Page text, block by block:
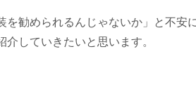
を勧められるんじゃないか」と不
していきたいと思います。